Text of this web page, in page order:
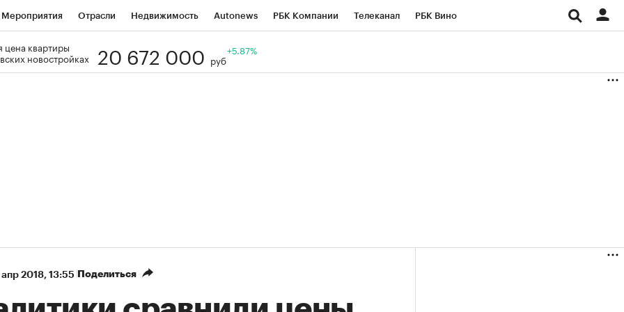
Мероприятия Отрасли Недвижимость Autonews РБК Компании Телеканал РБК Вино
Визионеры
цена квартиры
новостройках
20 672 000 руб
+5.87%
2018, 13:55 Поделиться